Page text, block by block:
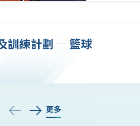
訓練計劃 ─ 籃球
更多